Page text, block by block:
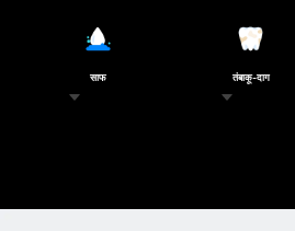
साफ तंबाकू-दाग